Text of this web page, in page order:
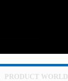
PRODUCT WORLD